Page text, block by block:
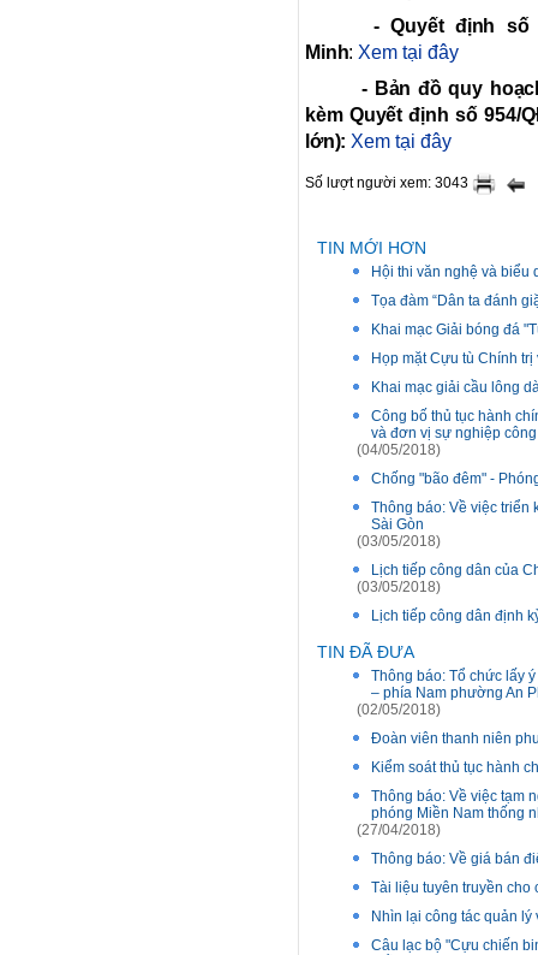
- Quyết định số
Minh: Xem tại đây
- Bản đồ quy
kèm Quyết định số 954/
lớn): Xem tại đây
Số lượt người xem: 3043
TIN MỚI HƠN
Hội thi văn nghệ và biểu
Tọa đàm “Dân ta đánh
Khai mạc Giải bóng đá
Họp mặt Cựu tù Chính
Khai mạc giải cầu lông
Công bố thủ tục hành
và đơn vị sự nghiệp
(04/05/2018)
Chống "bão đêm" -
Thông báo: Về việc triển
Sài Gòn
(03/05/2018)
Lịch tiếp công dân của
(03/05/2018)
Lịch tiếp công dân định
TIN ĐÃ ĐƯA
Thông báo: Tổ chức lấy
– phía Nam phường An
(02/05/2018)
Đoàn viên thanh niên
Kiểm soát thủ tục hành
Thông báo: Về việc tạm
phóng Miền Nam thống
(27/04/2018)
Thông báo: Về giá bán
Tài liệu tuyên truyền
Nhìn lại công tác quản
Câu lạc bộ "Cựu chiến